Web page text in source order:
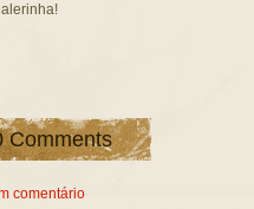
Comments
comentário